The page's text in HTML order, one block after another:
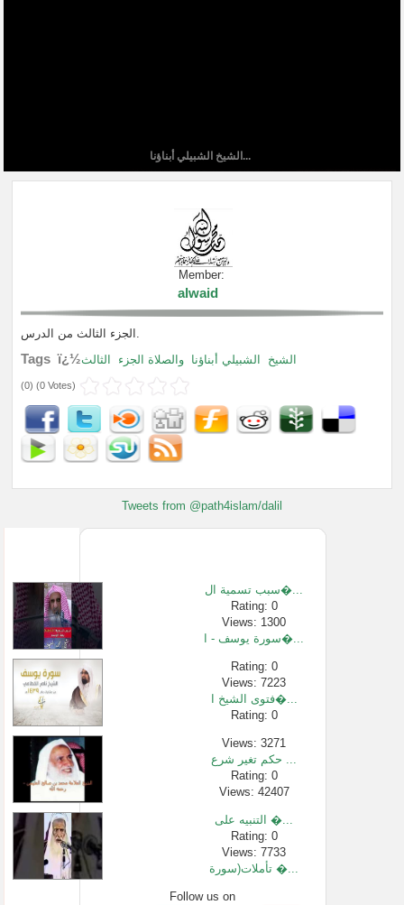
الشيخ الشبيلي أبناؤنا...
Member:
alwaid
الجزء الثالث من الدرس.
Tags ï¿½ الشيخ الشبيلي أبناؤنا والصلاة الجزء الثالث
(0) (0 Votes)
Tweets from @path4islam/dalil
سبب تسمية ال�...
Rating: 0
Views: 1300
سورة يوسف - ا�...
Rating: 0
Views: 7223
فتوى الشيخ ا�...
Rating: 0
Views: 3271
حكم تغير شرع ...
Rating: 0
Views: 42407
التنبيه على �...
Rating: 0
Views: 7733
تأملات(سورة �...
Rating: 0
Follow us on